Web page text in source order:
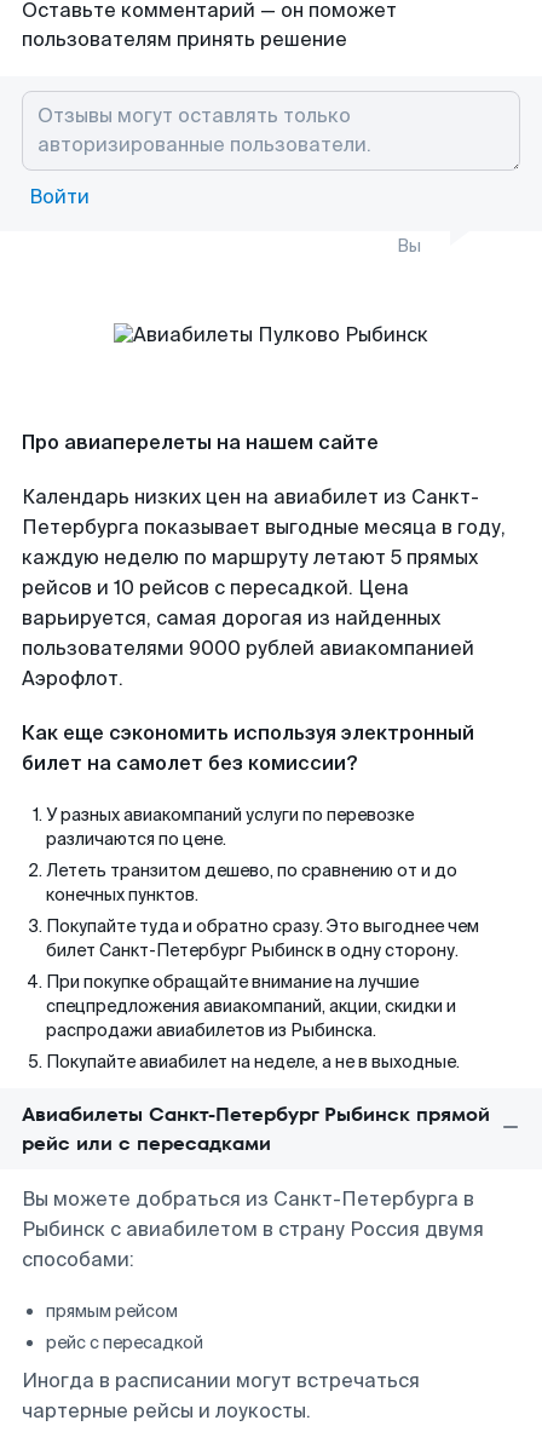
Оставьте комментарий — он поможет
пользователям принять решение
Войти
Вы
Про авиаперелеты на нашем сайте
Календарь низких цен на авиабилет из Санкт-
Петербурга показывает выгодные месяца в году,
каждую неделю по маршруту летают 5 прямых
рейсов и 10 рейсов с пересадкой. Цена
варьируется, самая дорогая из найденных
пользователями 9000 рублей авиакомпанией
Аэрофлот.
Как еще сэкономить используя электронный
билет на самолет без комиссии?
У разных авиакомпаний услуги по перевозке
различаются по цене.
Лететь транзитом дешево, по сравнению от и до
конечных пунктов.
Покупайте туда и обратно сразу. Это выгоднее чем
билет Санкт-Петербург Рыбинск в одну сторону.
При покупке обращайте внимание на лучшие
спецпредложения авиакомпаний, акции, скидки и
распродажи авиабилетов из Рыбинска.
Покупайте авиабилет на неделе, а не в выходные.
Авиабилеты Санкт-Петербург Рыбинск прямой
рейс или с пересадками
Вы можете добраться из Санкт-Петербурга в
Рыбинск с авиабилетом в страну Россия двумя
способами:
прямым рейсом
рейс с пересадкой
Иногда в расписании могут встречаться
чартерные рейсы и лоукосты.